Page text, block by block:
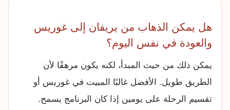
هل يمكن الذهاب من يريفان إلى غوريس
والعودة في نفس اليوم؟
يمكن ذلك من حيث المبدأ، لكنه يكون مرهقًا لأن
الطريق طويل. الأفضل غالبًا المبيت في غوريس أو
تقسيم الرحلة على يومين إذا كان البرنامج يسمح.